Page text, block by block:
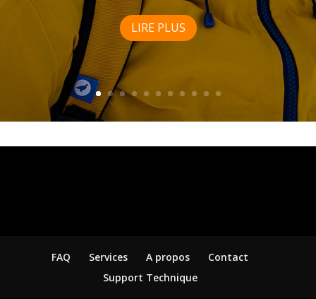
LIRE PLUS
FAQ Services A propos
Contact
Support Technique